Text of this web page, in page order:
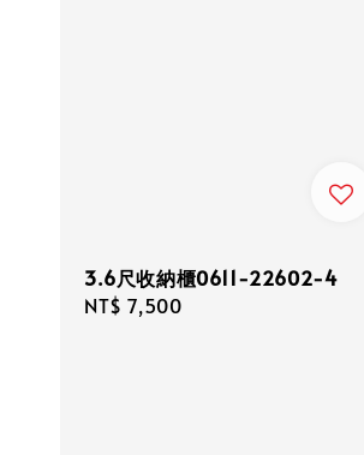
3.6尺收納櫃0611-22602-4
Regular
NT$ 7,500